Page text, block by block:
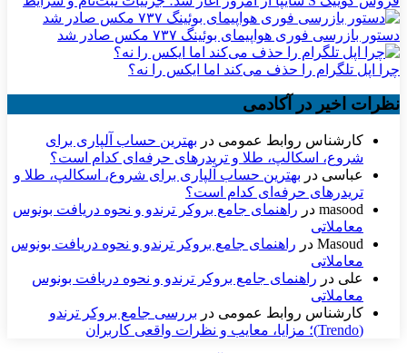
دستور بازرسی فوری هواپیمای بوئینگ ۷۳۷ مکس صادر شد
چرا اپل تلگرام را حذف می‌کند اما ایکس را نه؟
نظرات اخیر در آکادمی
کارشناس روابط عمومی در بهترین حساب آلپاری برای
شروع، اسکالپ، طلا و تریدرهای حرفه‌ای کدام است؟
عباسی در بهترین حساب آلپاری برای شروع، اسکالپ، طلا و
تریدرهای حرفه‌ای کدام است؟
masood در راهنمای جامع بروکر ترندو و نحوه دریافت بونوس
معاملاتی
Masoud در راهنمای جامع بروکر ترندو و نحوه دریافت بونوس
معاملاتی
علی در راهنمای جامع بروکر ترندو و نحوه دریافت بونوس
معاملاتی
کارشناس روابط عمومی در بررسی جامع بروکر ترندو
(Trendo)؛ مزایا، معایب و نظرات واقعی کاربران